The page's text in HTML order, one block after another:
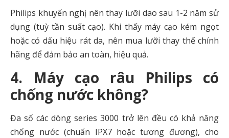
Philips khuyến nghị nên thay lưỡi dao sau 1-2 năm sử
dụng (tuỳ tần suất cạo). Khi thấy máy cạo kém ngọt
hoặc có dấu hiệu rát da, nên mua lưỡi thay thế chính
hãng để đảm bảo an toàn, hiệu quả.
4. Máy cạo râu Philips có
chống nước không?
Đa số các dòng series 3000 trở lên đều có khả năng
chống nước (chuẩn IPX7 hoặc tương đương), cho